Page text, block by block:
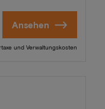
Ansehen
und Verwaltungskosten